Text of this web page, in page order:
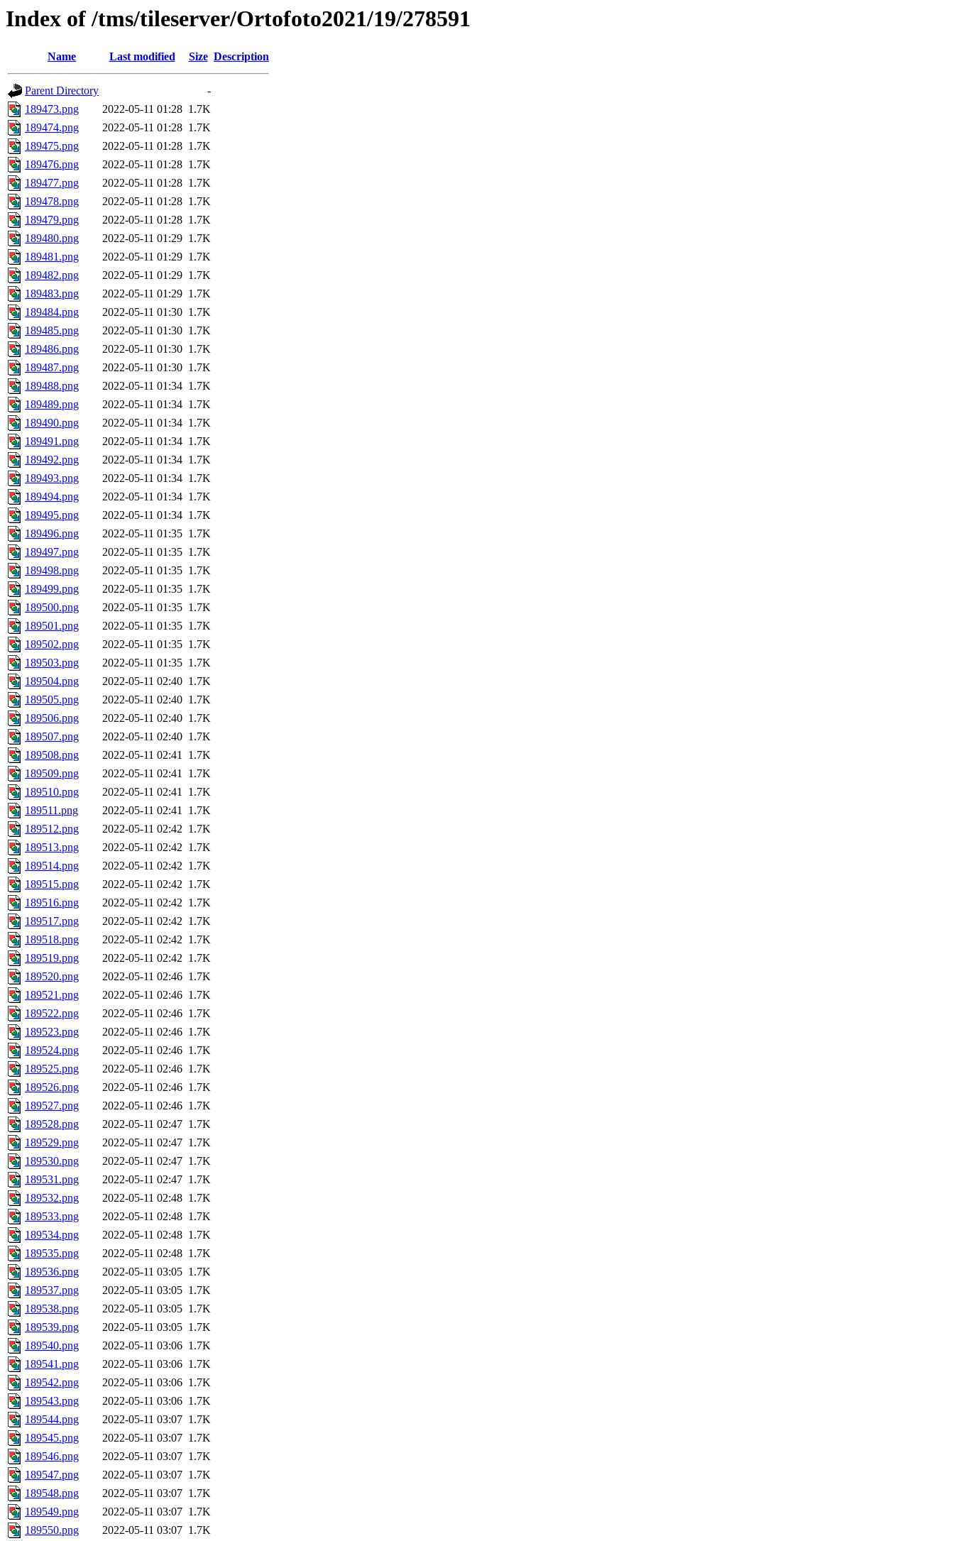
Index of /tms/tileserver/Ortofoto2021/19/278591
Name Last modified Size Description
Parent Directory
-
189473.png
2022-05-11 01:28 1.7K
189474.png
2022-05-11 01:28 1.7K
189475.png
2022-05-11 01:28 1.7K
189476.png
2022-05-11 01:28 1.7K
189477.png
2022-05-11 01:28 1.7K
189478.png
2022-05-11 01:28 1.7K
189479.png
2022-05-11 01:28 1.7K
189480.png
2022-05-11 01:29 1.7K
189481.png
2022-05-11 01:29 1.7K
189482.png
2022-05-11 01:29 1.7K
189483.png
2022-05-11 01:29 1.7K
189484.png
2022-05-11 01:30 1.7K
189485.png
2022-05-11 01:30 1.7K
189486.png
2022-05-11 01:30 1.7K
189487.png
2022-05-11 01:30 1.7K
189488.png
2022-05-11 01:34 1.7K
189489.png
2022-05-11 01:34 1.7K
189490.png
2022-05-11 01:34 1.7K
189491.png
2022-05-11 01:34 1.7K
189492.png
2022-05-11 01:34 1.7K
189493.png
2022-05-11 01:34 1.7K
189494.png
2022-05-11 01:34 1.7K
189495.png
2022-05-11 01:34 1.7K
189496.png
2022-05-11 01:35 1.7K
189497.png
2022-05-11 01:35 1.7K
189498.png
2022-05-11 01:35 1.7K
189499.png
2022-05-11 01:35 1.7K
189500.png
2022-05-11 01:35 1.7K
189501.png
2022-05-11 01:35 1.7K
189502.png
2022-05-11 01:35 1.7K
189503.png
2022-05-11 01:35 1.7K
189504.png
2022-05-11 02:40 1.7K
189505.png
2022-05-11 02:40 1.7K
189506.png
2022-05-11 02:40 1.7K
189507.png
2022-05-11 02:40 1.7K
189508.png
2022-05-11 02:41 1.7K
189509.png
2022-05-11 02:41 1.7K
189510.png
2022-05-11 02:41 1.7K
189511.png
2022-05-11 02:41 1.7K
189512.png
2022-05-11 02:42 1.7K
189513.png
2022-05-11 02:42 1.7K
189514.png
2022-05-11 02:42 1.7K
189515.png
2022-05-11 02:42 1.7K
189516.png
2022-05-11 02:42 1.7K
189517.png
2022-05-11 02:42 1.7K
189518.png
2022-05-11 02:42 1.7K
189519.png
2022-05-11 02:42 1.7K
189520.png
2022-05-11 02:46 1.7K
189521.png
2022-05-11 02:46 1.7K
189522.png
2022-05-11 02:46 1.7K
189523.png
2022-05-11 02:46 1.7K
189524.png
2022-05-11 02:46 1.7K
189525.png
2022-05-11 02:46 1.7K
189526.png
2022-05-11 02:46 1.7K
189527.png
2022-05-11 02:46 1.7K
189528.png
2022-05-11 02:47 1.7K
189529.png
2022-05-11 02:47 1.7K
189530.png
2022-05-11 02:47 1.7K
189531.png
2022-05-11 02:47 1.7K
189532.png
2022-05-11 02:48 1.7K
189533.png
2022-05-11 02:48 1.7K
189534.png
2022-05-11 02:48 1.7K
189535.png
2022-05-11 02:48 1.7K
189536.png
2022-05-11 03:05 1.7K
189537.png
2022-05-11 03:05 1.7K
189538.png
2022-05-11 03:05 1.7K
189539.png
2022-05-11 03:05 1.7K
189540.png
2022-05-11 03:06 1.7K
189541.png
2022-05-11 03:06 1.7K
189542.png
2022-05-11 03:06 1.7K
189543.png
2022-05-11 03:06 1.7K
189544.png
2022-05-11 03:07 1.7K
189545.png
2022-05-11 03:07 1.7K
189546.png
2022-05-11 03:07 1.7K
189547.png
2022-05-11 03:07 1.7K
189548.png
2022-05-11 03:07 1.7K
189549.png
2022-05-11 03:07 1.7K
189550.png
2022-05-11 03:07 1.7K